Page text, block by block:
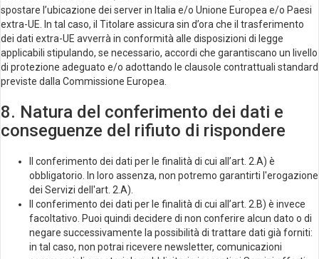
spostare l’ubicazione dei server in Italia e/o Unione Europea e/o Paesi
extra-UE. In tal caso, il Titolare assicura sin d’ora che il trasferimento
dei dati extra-UE avverrà in conformità alle disposizioni di legge
applicabili stipulando, se necessario, accordi che garantiscano un livello
di protezione adeguato e/o adottando le clausole contrattuali standard
previste dalla Commissione Europea.
8. Natura del conferimento dei dati e
conseguenze del rifiuto di rispondere
Il conferimento dei dati per le finalità di cui all’art. 2.A) è
obbligatorio. In loro assenza, non potremo garantirti l'erogazione
dei Servizi dell'art. 2.A).
Il conferimento dei dati per le finalità di cui all’art. 2.B) è invece
facoltativo. Puoi quindi decidere di non conferire alcun dato o di
negare successivamente la possibilità di trattare dati già forniti:
in tal caso, non potrai ricevere newsletter, comunicazioni